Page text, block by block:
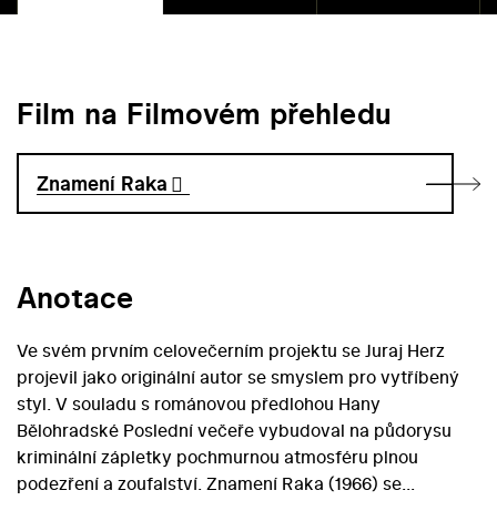
Film na Filmovém přehledu
Znamení Raka
Anotace
Ve svém prvním celovečerním projektu se Juraj Herz
projevil jako originální autor se smyslem pro vytříbený
styl. V souladu s románovou předlohou Hany
Bělohradské Poslední večeře vybudoval na půdorysu
kriminální zápletky pochmurnou atmosféru plnou
podezření a zoufalství. Znamení Raka (1966) se